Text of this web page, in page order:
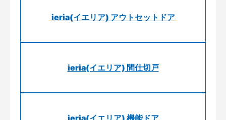
ieria(イエリア) アウトセットドア
ieria(イエリア) 間仕切戸
ieria(イエリア) 機能ドア